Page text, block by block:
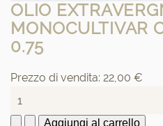
OLIO
MONOCULTIVAR
0.75
Prezzo di vendita: 22,00 €